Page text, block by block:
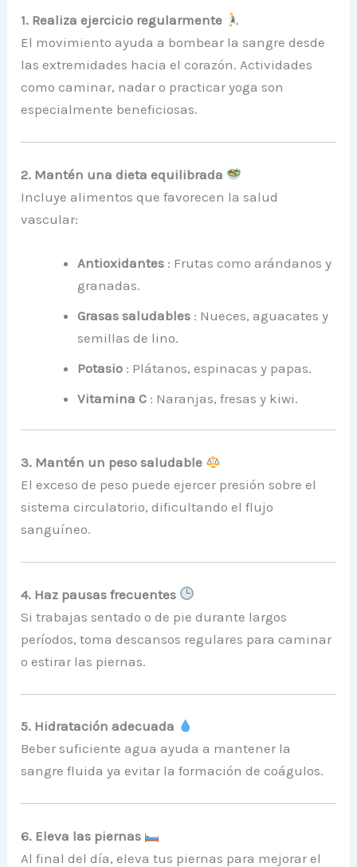
1. Realiza ejercicio regularmente
El movimiento ayuda a bombear la sangre desde
las extremidades hacia el corazón. Actividades
como caminar, nadar o practicar yoga son
especialmente beneficiosas.
2. Mantén una dieta equilibrada
Incluye alimentos que favorecen la salud
vascular:
Antioxidantes : Frutas como arándanos y
granadas.
Grasas saludables : Nueces, aguacates y
semillas de lino.
Potasio : Plátanos, espinacas y papas.
Vitamina C : Naranjas, fresas y kiwi.
3. Mantén un peso saludable
El exceso de peso puede ejercer presión sobre el
sistema circulatorio, dificultando el flujo
sanguíneo.
4. Haz pausas frecuentes
Si trabajas sentado o de pie durante largos
períodos, toma descansos regulares para caminar
o estirar las piernas.
5. Hidratación adecuada
Beber suficiente agua ayuda a mantener la
sangre fluida ya evitar la formación de coágulos.
6. Eleva las piernas
Al final del día, eleva tus piernas para mejorar el